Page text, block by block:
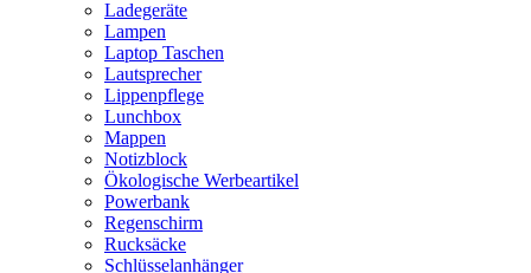
Ladegeräte
Lampen
Laptop Taschen
Lautsprecher
Lippenpflege
Lunchbox
Mappen
Notizblock
Ökologische Werbeartikel
Powerbank
Regenschirm
Rucksäcke
Schlüsselanhänger